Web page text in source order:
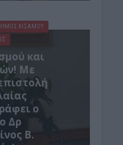
ΚΙΣΆΜΟΥ
και
Mε
ο
Δρ
Β.